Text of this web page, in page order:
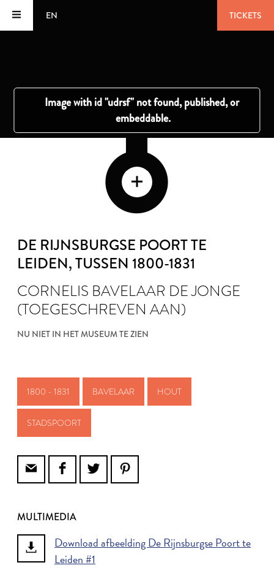
EN TICKETS
DE RIJNSBURGSE POORT TE
LEIDEN, TUSSEN 1800-1831
CORNELIS BAVELAAR DE JONGE
(TOEGESCHREVEN AAN)
NU NIET IN HET MUSEUM TE ZIEN
1800 - 1831 BAVELAAR HOUT
STADSPOORT
MULTIMEDIA
Download afbeelding De Rijnsburgse Poort te
Leiden #1